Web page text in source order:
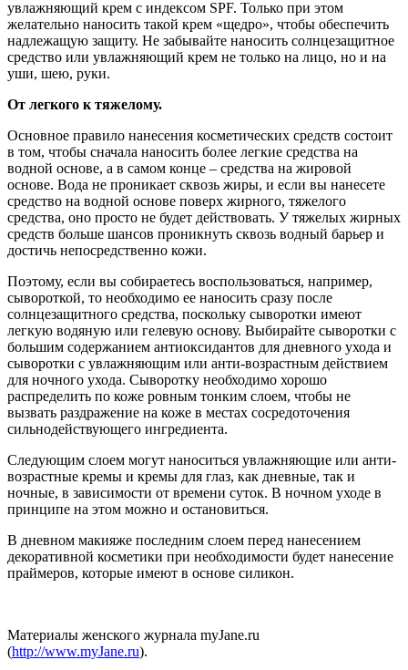
увлажняющий крем с индексом SPF. Только при этом
желательно наносить такой крем «щедро», чтобы обеспечить
надлежащую защиту. Не забывайте наносить солнцезащитное
средство или увлажняющий крем не только на лицо, но и на
уши, шею, руки.
От легкого к тяжелому.
Основное правило нанесения косметических средств состоит
в том, чтобы сначала наносить более легкие средства на
водной основе, а в самом конце – средства на жировой
основе. Вода не проникает сквозь жиры, и если вы нанесете
средство на водной основе поверх жирного, тяжелого
средства, оно просто не будет действовать. У тяжелых жирных
средств больше шансов проникнуть сквозь водный барьер и
достичь непосредственно кожи.
Поэтому, если вы собираетесь воспользоваться, например,
сывороткой, то необходимо ее наносить сразу после
солнцезащитного средства, поскольку сыворотки имеют
легкую водяную или гелевую основу. Выбирайте сыворотки с
большим содержанием антиоксидантов для дневного ухода и
сыворотки с увлажняющим или анти-возрастным действием
для ночного ухода. Сыворотку необходимо хорошо
распределить по коже ровным тонким слоем, чтобы не
вызвать раздражение на коже в местах сосредоточения
сильнодействующего ингредиента.
Следующим слоем могут наноситься увлажняющие или анти-
возрастные кремы и кремы для глаз, как дневные, так и
ночные, в зависимости от времени суток. В ночном уходе в
принципе на этом можно и остановиться.
В дневном макияже последним слоем перед нанесением
декоративной косметики при необходимости будет нанесение
праймеров, которые имеют в основе силикон.
Материалы женского журнала myJane.ru
(http://www.myJane.ru).